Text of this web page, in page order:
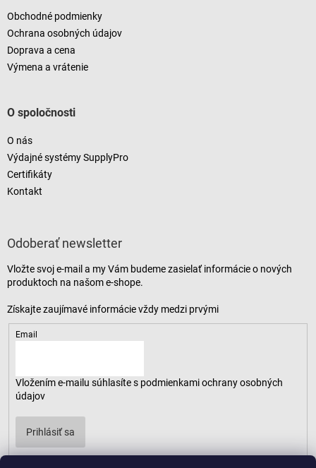
Obchodné podmienky
Ochrana osobných údajov
Doprava a cena
Výmena a vrátenie
O spoločnosti
O nás
Výdajné systémy SupplyPro
Certifikáty
Kontakt
Odoberať newsletter
Vložte svoj e-mail a my Vám budeme zasielať informácie o nových
produktoch na našom e-shope.
Email
Vložením e-mailu súhlasíte s podmienkami ochrany osobných
údajov
Prihlásiť sa